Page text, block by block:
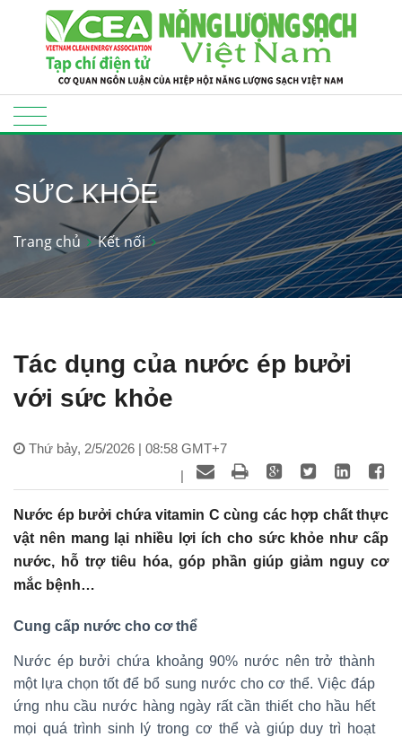
SỨC KHỎE
Trang chủ Kết nối
Tác dụng của nước ép bưởi
với sức khỏe
Thứ bảy, 2/5/2026 | 08:58 GMT+7
|
Nước ép bưởi chứa vitamin C cùng các hợp chất thực
vật nên mang lại nhiều lợi ích cho sức khỏe như cấp
nước, hỗ trợ tiêu hóa, góp phần giúp giảm nguy cơ
mắc bệnh…
Cung cấp nước cho cơ thể
Nước ép bưởi chứa khoảng 90% nước nên trở thành
một lựa chọn tốt để bổ sung nước cho cơ thể. Việc đáp
ứng nhu cầu nước hàng ngày rất cần thiết cho hầu hết
mọi quá trình sinh lý trong cơ thể và giúp duy trì hoạt